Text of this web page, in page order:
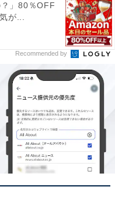
？」80％OFF
が...
Recommended by